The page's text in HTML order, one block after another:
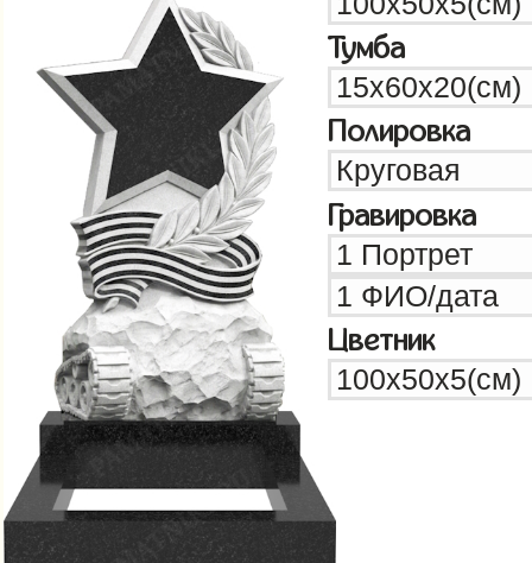
Тумба
Полировка
Гравировка
Цветник